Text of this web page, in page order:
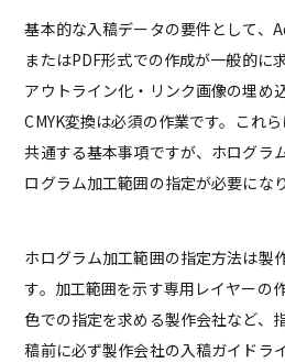
基本的な入稿データの要件として
またはPDF形式での作成が一般的に
アウトライン化・リンク画像の埋め
CMYK変換は必須の作業です。これ
共通する基本事項ですが、ホログラ
ログラム加工範囲の指定が必要になり
ホログラム加工範囲の指定方法は製
す。加工範囲を示す専用レイヤーの
色での指定を求める製作会社など、
稿前に必ず製作会社の入稿ガイドラ